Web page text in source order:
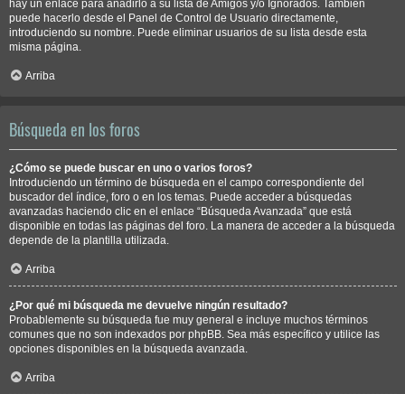
hay un enlace para añadirlo a su lista de Amigos y/o Ignorados. También
puede hacerlo desde el Panel de Control de Usuario directamente,
introduciendo su nombre. Puede eliminar usuarios de su lista desde esta
misma página.
Arriba
Búsqueda en los foros
¿Cómo se puede buscar en uno o varios foros?
Introduciendo un término de búsqueda en el campo correspondiente del
buscador del índice, foro o en los temas. Puede acceder a búsquedas
avanzadas haciendo clic en el enlace “Búsqueda Avanzada” que está
disponible en todas las páginas del foro. La manera de acceder a la búsqueda
depende de la plantilla utilizada.
Arriba
¿Por qué mi búsqueda me devuelve ningún resultado?
Probablemente su búsqueda fue muy general e incluye muchos términos
comunes que no son indexados por phpBB. Sea más específico y utilice las
opciones disponibles en la búsqueda avanzada.
Arriba